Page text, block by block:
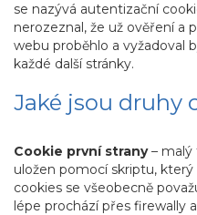
se nazývá autentizační
nerozeznal, že už ověření a
webu proběhlo a vyžadoval
každé další stránky.
Jaké jsou druhy
Cookie první strany– malý
uložen pomocí skriptu,
cookies se všeobecně
lépe prochází přes firewally